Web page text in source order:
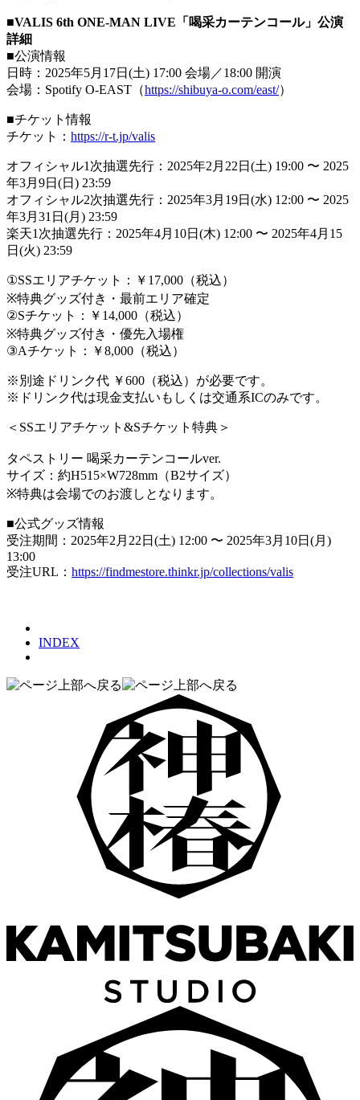
■VALIS 6th ONE-MAN LIVE「喝采カーテンコール」公演
詳細
■公演情報
日時：2025年5月17日(土) 17:00 会場／18:00 開演
会場：Spotify O-EAST（https://shibuya-o.com/east/）
■チケット情報
チケット： https://r-t.jp/valis
オフィシャル1次抽選先行：2025年2月22日(土) 19:00 〜 2025
年3月9日(日) 23:59
オフィシャル2次抽選先行：2025年3月19日(水) 12:00 〜 2025
年3月31日(月) 23:59
楽天1次抽選先行：2025年4月10日(木) 12:00 〜 2025年4月15
日(火) 23:59
①SSエリアチケット：￥17,000（税込）
※特典グッズ付き・最前エリア確定
②Sチケット：￥14,000（税込）
※特典グッズ付き・優先入場権
③Aチケット：￥8,000（税込）
※別途ドリンク代 ￥600（税込）が必要です。
※ドリンク代は現金支払いもしくは交通系ICのみです。
＜SSエリアチケット&Sチケット特典＞
タペストリー 喝采カーテンコールver.
サイズ：約H515×W728mm（B2サイズ）
※特典は会場でのお渡しとなります。
■公式グッズ情報
受注期間：2025年2月22日(土) 12:00 〜 2025年3月10日(月)
13:00
受注URL： https://findmestore.thinkr.jp/collections/valis
INDEX